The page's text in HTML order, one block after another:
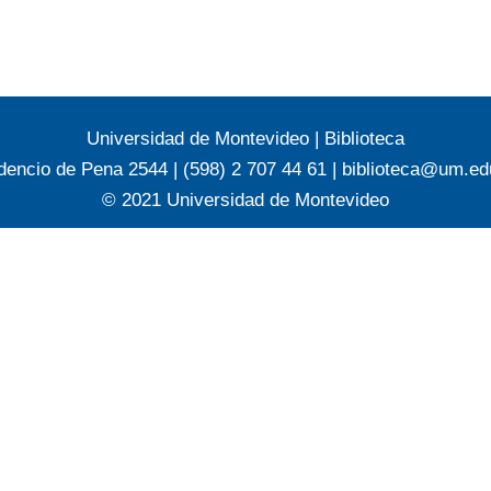
Universidad de Montevideo | Biblioteca
de Pena 2544 | (598) 2 707 44 61 |
© 2021 Universidad de Montevideo